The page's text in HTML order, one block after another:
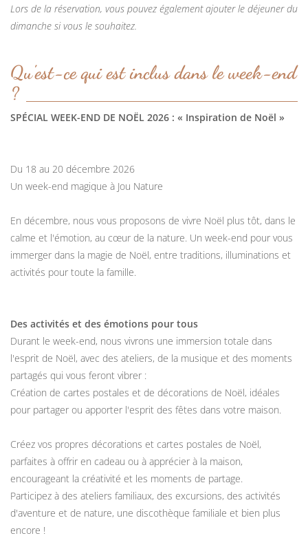
Lors de la réservation, vous pouvez également ajouter le déjeuner du
dimanche si vous le souhaitez.
Qu'est-ce qui est inclus dans le week-end
?
SPÉCIAL WEEK-END DE NOËL 2026 : « Inspiration de Noël »
Du 18 au 20 décembre 2026
Un week-end magique à Jou Nature
En décembre, nous vous proposons de vivre Noël plus tôt, dans le
calme et l'émotion, au cœur de la nature. Un week-end pour vous
immerger dans la magie de Noël, entre traditions, illuminations et
activités pour toute la famille.
Des activités et des émotions pour tous
Durant le week-end, nous vivrons une immersion totale dans
l'esprit de Noël, avec des ateliers, de la musique et des moments
partagés qui vous feront vibrer :
Création de cartes postales et de décorations de Noël, idéales
pour partager ou apporter l'esprit des fêtes dans votre maison.
Créez vos propres décorations et cartes postales de Noël,
parfaites à offrir en cadeau ou à apprécier à la maison,
encourageant la créativité et les moments de partage.
Participez à des ateliers familiaux, des excursions, des activités
d'aventure et de nature, une discothèque familiale et bien plus
encore !